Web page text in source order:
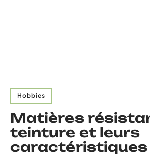
Hobbies
Matières
teinture et leurs
caractéristiques